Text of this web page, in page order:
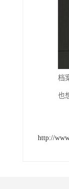
档
也
http://